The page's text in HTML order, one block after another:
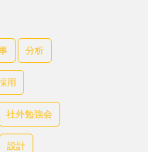
分析
用
社外勉強会
設計